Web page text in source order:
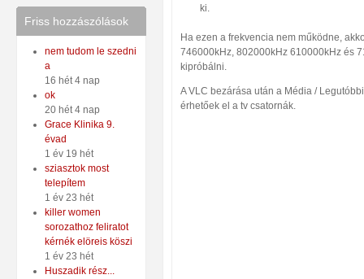
Friss hozzászólások
nem tudom le szedni
a
16 hét 4 nap
ok
20 hét 4 nap
Grace Klinika 9.
évad
1 év 19 hét
sziasztok most
telepítem
1 év 23 hét
killer women
sorozathoz feliratot
kérnék elöreis köszi
1 év 23 hét
Huszadik rész...
ki.
Ha ezen a frekvencia nem működne,
746000kHz, 802000kHz 610000kHz és
kipróbálni.
A VLC bezárása után a Média /
érhetőek el a tv csatornák.